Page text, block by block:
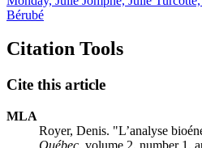
Bérubé
Citation Tools
Cite this article
MLA
Royer, Denis. "L’analyse
Québec, volume 2, number 1,